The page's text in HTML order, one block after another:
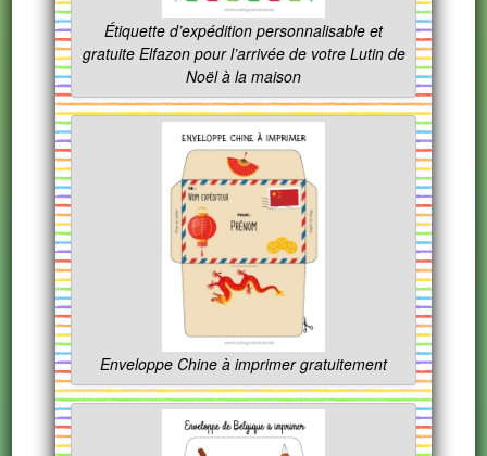
Étiquette d’expédition personnalisable et
gratuite Elfazon pour l’arrivée de votre Lutin de
Noël à la maison
Enveloppe Chine à imprimer gratuitement